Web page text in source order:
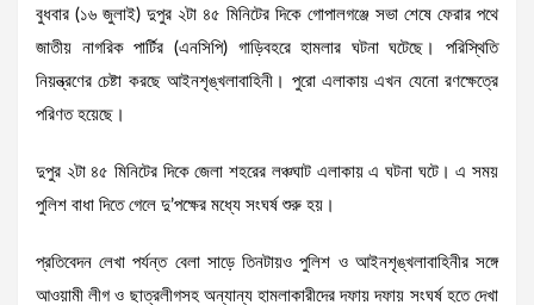
বুধবার (১৬ জুলাই) দুপুর ২টা ৪৫ মিনিটের দিকে গোপালগঞ্জে সভা শেষে ফেরার পথে
জাতীয় নাগরিক পার্টির (এনসিপি) গাড়িবহরে হামলার ঘটনা ঘটেছে। পরিস্থিতি
নিয়ন্ত্রণের চেষ্টা করছে আইনশৃঙ্খলাবাহিনী। পুরো এলাকায় এখন যেনো রণক্ষেত্রে
পরিণত হয়েছে।
দুপুর ২টা ৪৫ মিনিটের দিকে জেলা শহরের লঞ্চঘাট এলাকায় এ ঘটনা ঘটে। এ সময়
পুলিশ বাধা দিতে গেলে দু’পক্ষের মধ্যে সংঘর্ষ শুরু হয়।
প্রতিবেদন লেখা পর্যন্ত বেলা সাড়ে তিনটায়ও পুলিশ ও আইনশৃঙ্খলাবাহিনীর সঙ্গে
আওয়ামী লীগ ও ছাত্রলীগসহ অন্যান্য হামলাকারীদের দফায় দফায় সংঘর্ষ হতে দেখা